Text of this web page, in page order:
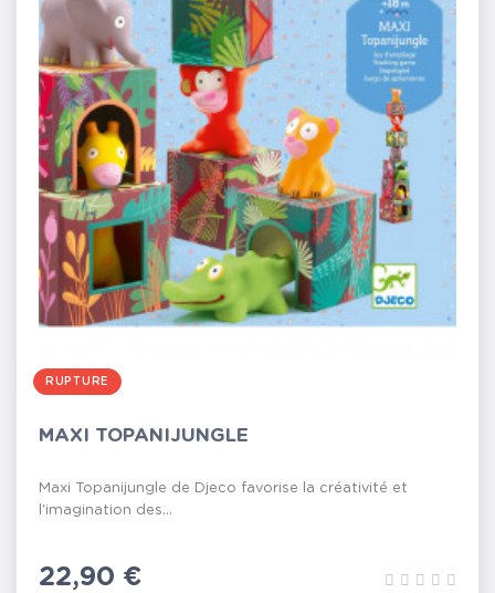
RUPTURE
MAXI TOPANIJUNGLE
Maxi Topanijungle de Djeco favorise la créativité et
l'imagination des...
Prix
22,90 €